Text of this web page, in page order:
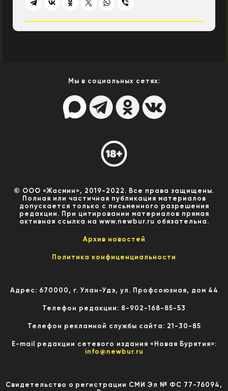
Мы в социальных сетях:
© ООО «Жасмин», 2019-2022. Все права защищены.
Полная или частичная публикация материалов
допускается только с письменного разрешения
редакции. При цитировании материалов прямая
активная ссылка на www.newbur.ru обязательна.
Архив новостей
Политика конфиценциальности
Адрес: 670000, г. Улан-Удэ, ул. Профсоюзная, дом 44
Телефон редакции: 8-902-168-85-53
Телефон рекламной службы сайта: 21-30-85
E-mail редакции сетевого издания «Новая Бурятия»:
info@newbur.ru
Свидетельство о регистрации СМИ Эл № ФС 77-76094,